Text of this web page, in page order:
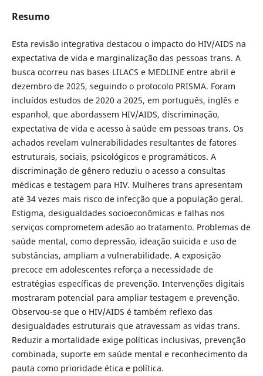
Resumo
Esta revisão integrativa destacou o impacto do HIV/AIDS na
expectativa de vida e marginalização das pessoas trans. A
busca ocorreu nas bases LILACS e MEDLINE entre abril e
dezembro de 2025, seguindo o protocolo PRISMA. Foram
incluídos estudos de 2020 a 2025, em português, inglês e
espanhol, que abordassem HIV/AIDS, discriminação,
expectativa de vida e acesso à saúde em pessoas trans. Os
achados revelam vulnerabilidades resultantes de fatores
estruturais, sociais, psicológicos e programáticos. A
discriminação de gênero reduziu o acesso a consultas
médicas e testagem para HIV. Mulheres trans apresentam
até 34 vezes mais risco de infecção que a população geral.
Estigma, desigualdades socioeconômicas e falhas nos
serviços comprometem adesão ao tratamento. Problemas de
saúde mental, como depressão, ideação suicida e uso de
substâncias, ampliam a vulnerabilidade. A exposição
precoce em adolescentes reforça a necessidade de
estratégias específicas de prevenção. Intervenções digitais
mostraram potencial para ampliar testagem e prevenção.
Observou-se que o HIV/AIDS é também reflexo das
desigualdades estruturais que atravessam as vidas trans.
Reduzir a mortalidade exige políticas inclusivas, prevenção
combinada, suporte em saúde mental e reconhecimento da
pauta como prioridade ética e política.